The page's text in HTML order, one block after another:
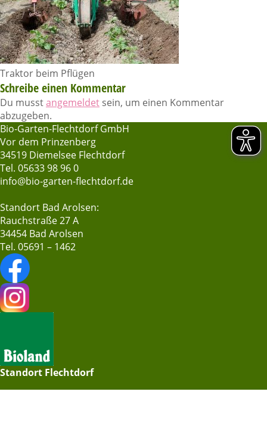
Traktor beim Pflügen
Schreibe einen Kommentar
Du musstangemeldet sein, um einen Kommentar
abzugeben.
Bio-Garten-Flechtdorf GmbH
Vor dem Prinzenberg
34519 Diemelsee Flechtdorf
Tel. 05633 98 96 0
info@bio-garten-flechtdorf.de
Standort Bad Arolsen:
Rauchstraße 27 A
34454 Bad Arolsen
Tel. 05691 – 1462
Standort Flechtdorf